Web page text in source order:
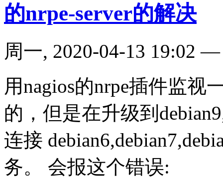
的nrpe-server的解决
周一, 2020-04-13 19:02
用nagios的nrpe插件监视
的，但是在升级到
连接
务。 会报这个错误: